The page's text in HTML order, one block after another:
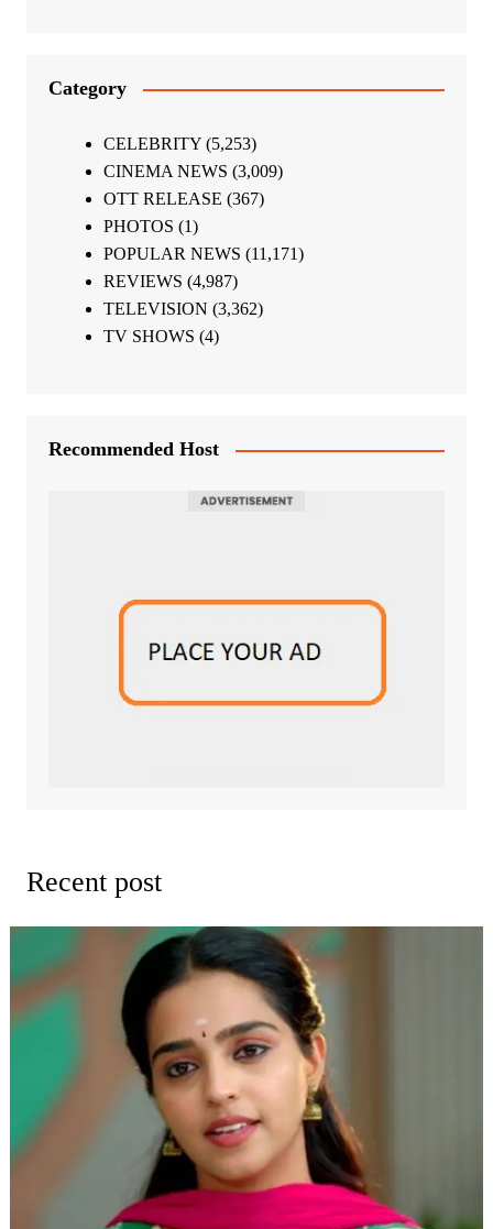
Category
CELEBRITY(5,253)
CINEMA NEWS (3,009)
OTT RELEASE (367)
PHOTOS (1)
POPULAR NEWS (11,171)
REVIEWS (4,987)
TELEVISION (3,362)
TV SHOWS (4)
Recommended Host
Recent post